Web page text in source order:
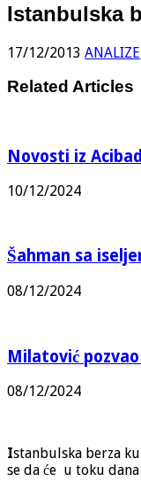
Istanbulska
17/12/2013 ANALIZE
Related Articles
Novosti iz
10/12/2024
Šahman sa
08/12/2024
Milatović
08/12/2024
Istanbulska berza
se da će u toku